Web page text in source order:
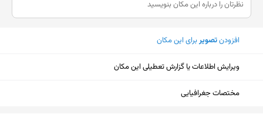
چهارشنبه
۹ تا ۲۲
پنجشنبه
جمعه
افزودنتصویربرای این مکان
ویرایش اطلاعات یا گزارش تعطیلی این مکان
مختصات جغرافیایی